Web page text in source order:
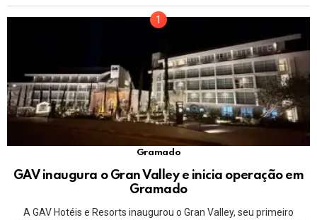
Gramado
GAV inaugura o Gran Valley e inicia operação em
Gramado
A GAV Hotéis e Resorts inaugurou o Gran Valley, seu primeiro